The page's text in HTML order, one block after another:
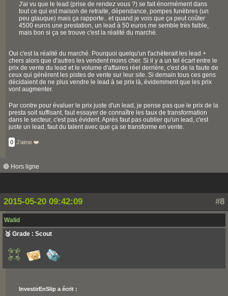
J'ai vu que le lead (prise de rendez vous ?) se fait énormément dans
tout ce qui est maison de retraite, dépendance, pompes funèbres (un
peu glauque) mais ça rapporte.. et quand je vois que ça peut coûter
4500 euros une prestation, un lead à 50 euros me semble très faible,
mais bon si ça se trouve c'est la réalité du marché.
Oui c'est la réalité du marché. Pourquoi quelqu'un t'achèterait les lead +
chers alors que d'autres les vendent moins cher. Si il y a un tel écart entre le
prix de vente du lead et le volume d'affaires réel derrière, c'est de la faute de
ceux qui génèrent les pistes de vente sur leur site. Si demain tous ces gens
décidaient de ne plus vendre le lead à se prix là, évidemment que les prix
vont augmenter.
Par contre pour évaluer le prix juste d'un lead, je pense pas que le prix de la
presta soit suffisant, faut essayer de connaître les taux de transformation
dans le secteur, c'est pas évident. Après faut pas oublier qu'un lead, c'est
juste un lead, faut du talent avec que ça se transforme en vente.
0 J'aime ❤️
🔴 Hors ligne
#8
2015-05-20 09:42:09
Walid
🥉 Grade : Scout
InvestirEnSlip a écrit :